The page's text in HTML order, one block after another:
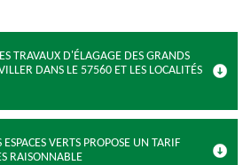
TRAVAUX D'ÉLAGAGE DES GRANDS
DANS LE 57560 ET LES LOCALITÉS
ESPACES VERTS PROPOSE UN TARIF
RAISONNABLE